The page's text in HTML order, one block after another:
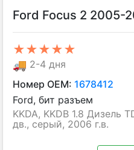
Ford Focus 2 2005-
★★★★★
🚚 2-4 дня
Номер OEM: 1678412
Ford, бит разъем
KKDA, KKDB 1.8 Дизель
дв., серый, 2006 г.в.